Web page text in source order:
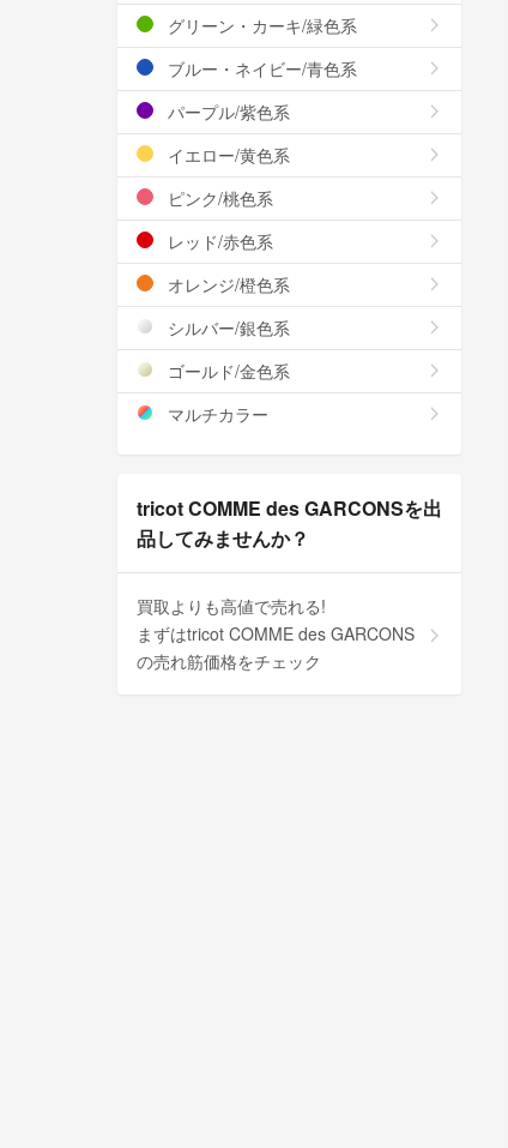
グリーン・カーキ/緑色系
ブルー・ネイビー/青色系
パープル/紫色系
イエロー/黄色系
ピンク/桃色系
レッド/赤色系
オレンジ/橙色系
シルバー/銀色系
ゴールド/金色系
マルチカラー
tricot COMME des GARCONSを出
品してみませんか？
買取よりも高値で売れる!
まずはtricot COMME des GARCONS
の売れ筋価格をチェック